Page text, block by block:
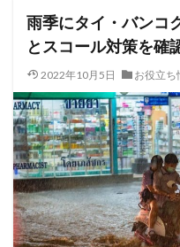
雨季にタイ・バンコ
とスコール対策を確
2022年10月5日 お役立ち